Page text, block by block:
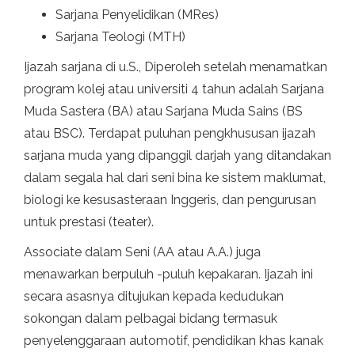
Sarjana Penyelidikan (MRes)
Sarjana Teologi (MTH)
Ijazah sarjana di u.S., Diperoleh setelah menamatkan
program kolej atau universiti 4 tahun adalah Sarjana
Muda Sastera (BA) atau Sarjana Muda Sains (BS
atau BSC). Terdapat puluhan pengkhususan ijazah
sarjana muda yang dipanggil darjah yang ditandakan
dalam segala hal dari seni bina ke sistem maklumat,
biologi ke kesusasteraan Inggeris, dan pengurusan
untuk prestasi (teater).
Associate dalam Seni (AA atau A.A.) juga
menawarkan berpuluh -puluh kepakaran. Ijazah ini
secara asasnya ditujukan kepada kedudukan
sokongan dalam pelbagai bidang termasuk
penyelenggaraan automotif, pendidikan khas kanak